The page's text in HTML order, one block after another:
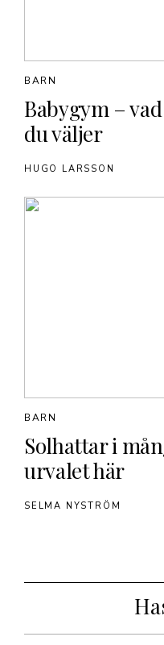
Babygym –
du väljer
BARN
HUGO LARSSON
Solhattar i
urvalet här
BARN
SELMA NYSTRÖM